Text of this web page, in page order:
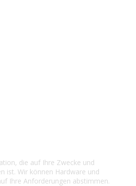
die auf Ihre Zwecke und
ist. Wir können Hardware und
Ihre Anforderungen abstimmen.